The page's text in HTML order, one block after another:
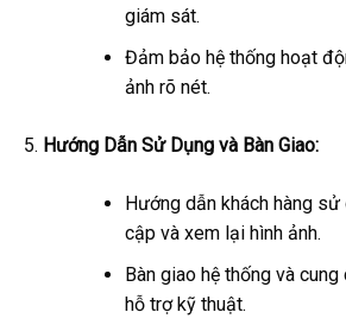
giám sát.
Đảm bảo hệ thống hoạt
ảnh rõ nét.
Hướng Dẫn Sử Dụng và Bàn Giao:
Hướng dẫn khách hàng sử
cập và xem lại hình ảnh.
Bàn giao hệ thống và
hỗ trợ kỹ thuật.